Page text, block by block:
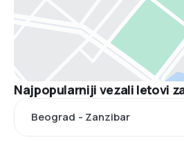
Najpopularniji vezali letovi
Beograd - Zanzibar